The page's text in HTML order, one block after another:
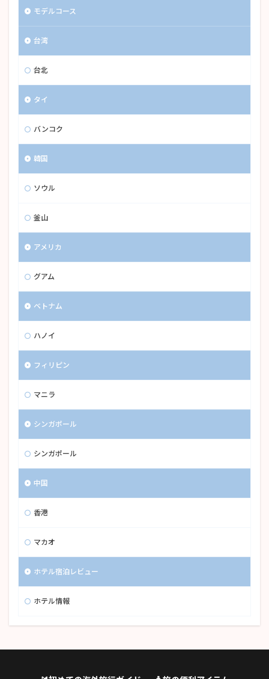
モデルコース
台湾
台北
タイ
バンコク
韓国
ソウル
釜山
アメリカ
グアム
ベトナム
ハノイ
フィリピン
マニラ
シンガポール
シンガポール
中国
香港
マカオ
ホテル宿泊レビュー
ホテル情報